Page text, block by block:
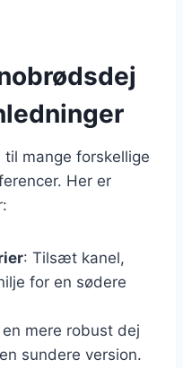
mange forskellige
Her er
: Tilsæt kanel,
for en sødere
en mere robust dej
sundere version.